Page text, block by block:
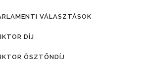
VÁLASZTÁSOK
DÍJ
ÖSZTÖNDÍJ